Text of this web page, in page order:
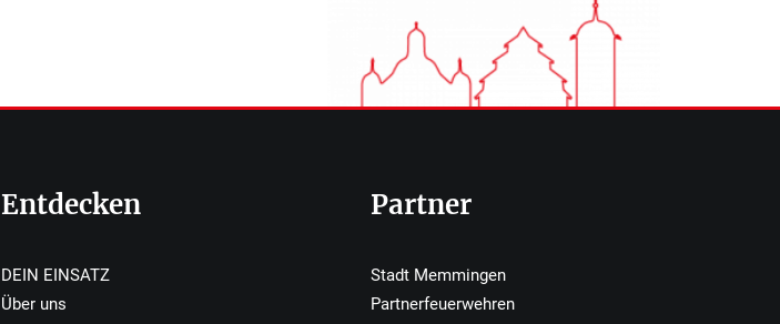
Entdecken
DEIN EINSATZ
Über uns
Partner
Stadt Memmingen
Partnerfeuerwehren